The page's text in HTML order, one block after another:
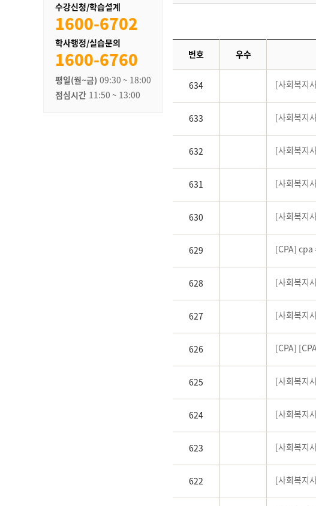
수강신청/학습설계
1600-6702
학사행정/실습문의
1600-6760
평일(월~금) 09:30 ~ 18:00
점심시간 11:50 ~ 13:00
번호 우수
634 [사회복지
633 [사회복지
632 [사회복지
631 [사회복지
630 [사회복지
629 [CPA] cpa
628 [사회복지
627 [사회복지
626 [CPA]
625 [사회복지
624 [사회복지
623 [사회복지
622 [사회복지